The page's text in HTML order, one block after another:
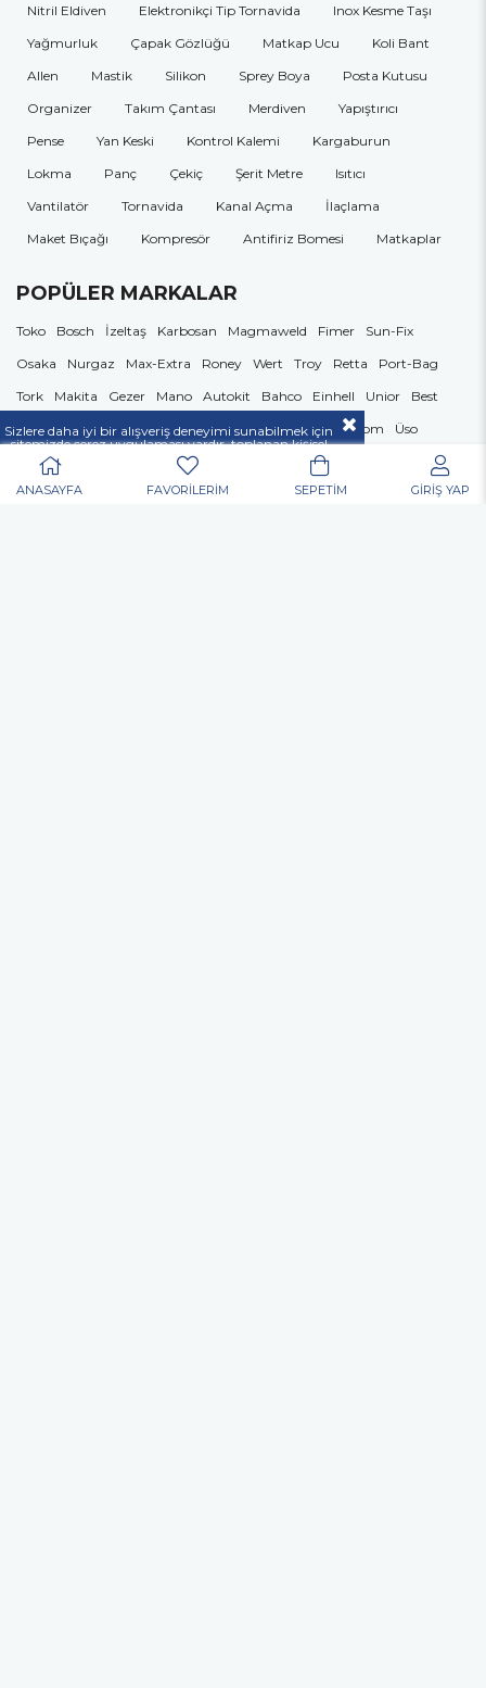
ANASAYFA FAVORİLERİM SEPETİM GİRİŞ YAP
Nitril Eldiven
Elektronikçi Tip Tornavida
Inox Kesme Taşı
Yağmurluk
Çapak Gözlüğü Matkap Ucu
Koli Bant
Allen
Mastik Silikon Sprey Boya
Posta Kutusu
Organizer
Takım Çantası Merdiven
Yapıştırıcı
Pense
Yan Keski Kontrol Kalemi
Kargaburun
Lokma
Panç Çekiç Şerit Metre
Isıtıcı
Vantilatör
Tornavida Kanal Açma
İlaçlama
Maket Bıçağı
Kompresör Antifiriz Bomesi Matkaplar
POPÜLER MARKALAR
Toko Bosch İzeltaş Karbosan Magmaweld Fimer
Sun-Fix
Osaka
Nurgaz Max-Extra Roney Wert Troy Retta
Port-Bag
Tork
Makita Gezer Mano Autokit Bahco Einhell Unior
Best
Knipex
Duracell Edding Catpower Çekomastik İlkom
Üso
Kumtel
Hassan Dekor Dremel
Lüdecke
Stanley Despa Karcher Starline
Soudal
Sizlere daha iyi bir alışveriş deneyimi sunabilmek için
sitemizde çerez uygulaması vardır, toplanan kişisel
verileriniz
KVKK & GİZLİLİK VE GÜVENLİK
açıklamamızda belirtilen amaçlar ve yöntemlerle
mevzuatına uygun olarak kullanılacaktır.